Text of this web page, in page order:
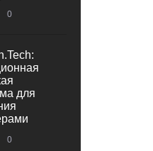
0
для
0